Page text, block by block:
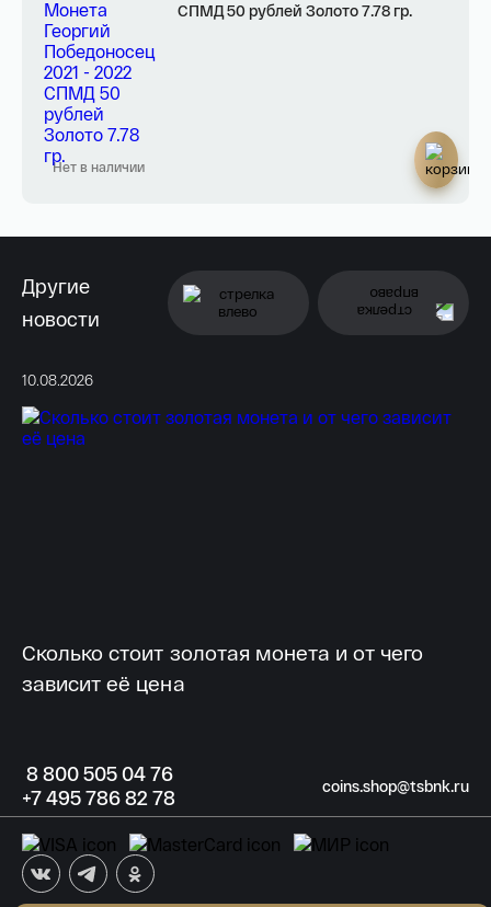
Нет в наличии
СПМД 50 рублей Золото 7.78 гр.
Другие
новости
10.08.2026
Сколько стоит золотая монета и от чего
зависит её цена
8800 50504 76
+7495 78682 78 coins.shop@tsbnk.ru